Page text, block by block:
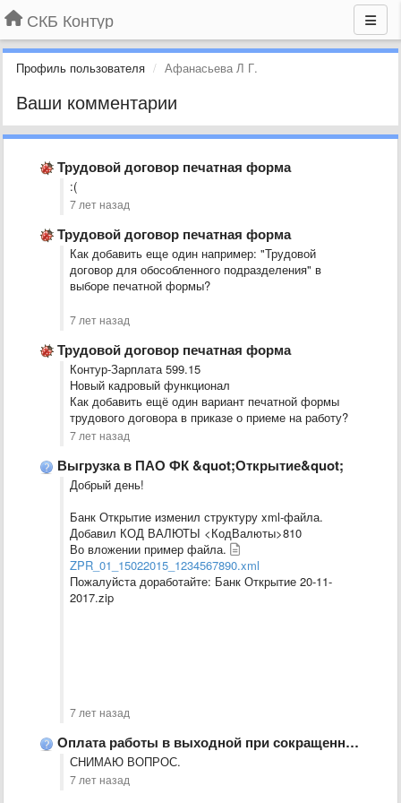
СКБ Контур
Профиль пользователя Афанасьева Л Г.
Ваши комментарии
Трудовой договор печатная форма
:(
7 лет назад
Трудовой договор печатная форма
Как добавить еще один например: "Трудовой
договор для обособленного подразделения" в
выборе печатной формы?
7 лет назад
Трудовой договор печатная форма
Контур-Зарплата 599.15
Новый кадровый функционал
Как добавить ещё один вариант печатной формы
трудового договора в приказе о приеме на работу?
7 лет назад
Выгрузка в ПАО ФК &quot;Открытие&quot;
Добрый день!
Банк Открытие изменил структуру xml-файла.
Добавил КОД ВАЛЮТЫ <КодВалюты>810
Во вложении пример файла.
ZPR_01_15022015_1234567890.xml
Пожалуйста доработайте: Банк Открытие 20-11-
2017.zip
7 лет назад
Оплата работы в выходной при сокращенном графике работы
СНИМАЮ ВОПРОС.
7 лет назад